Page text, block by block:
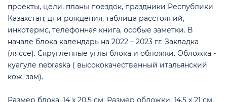
проекты, цели, планы поездок, праздники Республики
Казахстан; дни рождения, таблица расстояний,
инкотермс, телефонная книга, особые заметки. В
начале блока календарь на 2022 – 2023 гг. Закладка
(ляссе). Скругленные углы блока и обложки. Обложка -
куагуле nebraska ( высококачественный итальянский
кож. зам).
Размер блока: 14 х 20,5 см. Размер обложки: 14,5 х 21 см.